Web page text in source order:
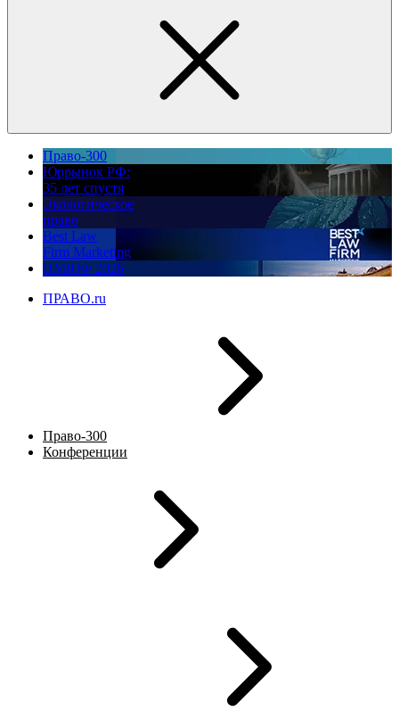
Право-300
Юррынок РФ:
35 лет спустя
Экологическое
право
Best Law
Firm Marketing
ПМЮФ 2026
ПРАВО.ru
Право-300
Конференции